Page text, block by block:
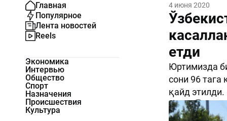
Главная
Популярное
Лента новостей
Reels
Экономика
Интервью
Общество
Спорт
Назначения
Происшествия
Культура
4 июня 2020
етди
Юртимизда
сони 96 тага
қайд этилди.
1830 0